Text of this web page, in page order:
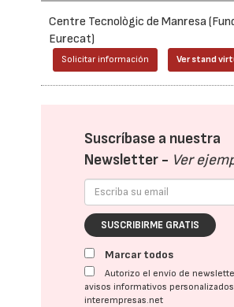
Centre Tecnològic de Manresa
Eurecat)
Solicitar información Ver stand
Suscríbase a nuestra
Newsletter - Ver
SUSCRIBIRME GRATIS
Marcar todos
Autorizo el envío de
avisos informativos
interempresas.net